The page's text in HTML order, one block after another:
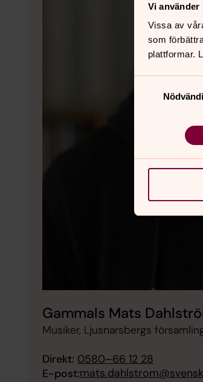
Vi använder
Vissa av
som
plattformar.
Gammals Mats
Musiker, Ljusnarsbergs
Direkt: 0580–66 12 28
E-post: